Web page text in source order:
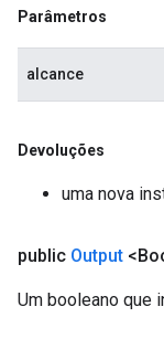
Parâmetros
alcance
Devoluções
uma nova
public Output
Um booleano que